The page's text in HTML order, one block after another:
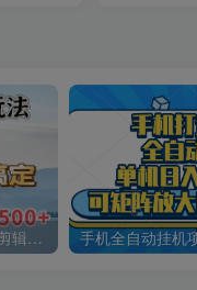
小说推文最新玩法，无需剪辑，两分钟直接搞定，小白也能轻松日入500＋